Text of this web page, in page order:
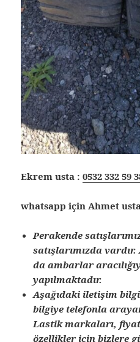
Ekrem usta :0532 332 59
whatsapp için Ahmet
Perakende
satışlarımızda
da ambarlar
yapılmaktadır.
Aşağıdaki iletişim
bilgiye telefonla
Lastik markaları,
özellikler için bizlere